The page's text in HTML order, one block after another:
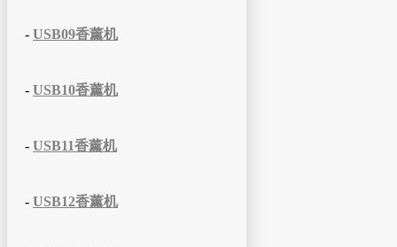
- USB09香薰机
- USB10香薰机
- USB11香薰机
- USB12香薰机